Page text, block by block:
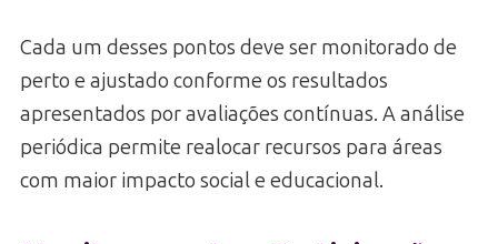
Cada um desses pontos deve ser monitorado de
perto e ajustado conforme os resultados
apresentados por avaliações contínuas. A análise
periódica permite realocar recursos para áreas
com maior impacto social e educacional.